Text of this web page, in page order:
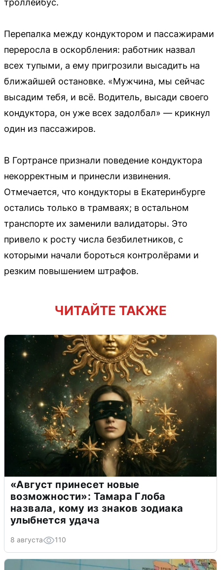
троллейбус.
Перепалка между кондуктором и пассажирами
переросла в оскорбления: работник назвал
всех тупыми, а ему пригрозили высадить на
ближайшей остановке. «Мужчина, мы сейчас
высадим тебя, и всё. Водитель, высади своего
кондуктора, он уже всех задолбал» — крикнул
один из пассажиров.
В Гортрансе признали поведение кондуктора
некорректным и принесли извинения.
Отмечается, что кондукторы в Екатеринбурге
остались только в трамваях; в остальном
транспорте их заменили валидаторы. Это
привело к росту числа безбилетников, с
которыми начали бороться контролёрами и
резким повышением штрафов.
ЧИТАЙТЕ ТАКЖЕ
«Август принесет новые
возможности»: Тамара Глоба
назвала, кому из знаков зодиака
улыбнется удача
8 августа 110